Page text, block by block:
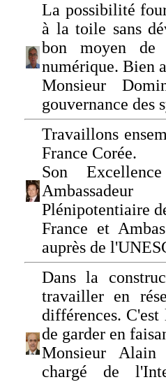
La possibilité
à la toile sans
bon moyen de
numérique. Bien
Monsieur
gouvernance des
Travaillons
France Corée.
Son
Plénipotentiaire
France et
auprès de
Dans la
travailler en
différences.
de garder en
Monsieur Alain
chargé de